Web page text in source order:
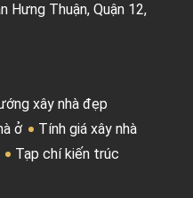
Thuận, Quận 12,
xây nhà đẹp
ở
Tính giá xây nhà
Tạp chí kiến trúc